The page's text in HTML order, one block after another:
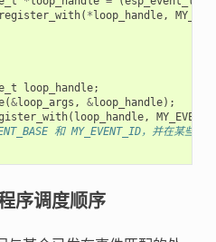
( *loop_handle,
loop_handle;
(&loop_args , &loop_handle);
( loop_handle,
和 MY_EVENT_ID，并在某些时
序调度顺序